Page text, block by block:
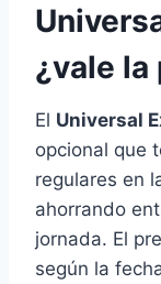
¿vale la
El Universal
opcional que
regulares en
ahorrando
jornada. El
según la